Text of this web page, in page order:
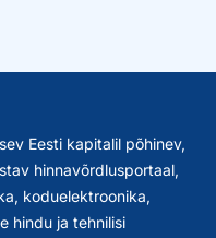
Eesti kapitalil põhinev,
hinnavõrdlusportaal,
koduelektroonika,
hindu ja tehnilisi